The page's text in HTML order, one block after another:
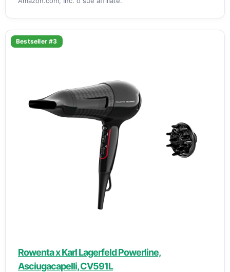
Bestseller #3
Rowenta x Karl Lagerfeld Powerline,
Asciugacapelli, CV591L